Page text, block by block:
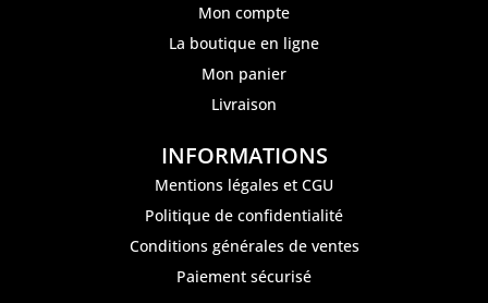
Mon compte
La boutique en ligne
Mon panier
Livraison
INFORMATIONS
Mentions légales et CGU
Politique de confidentialité
Conditions générales de ventes
Paiement sécurisé